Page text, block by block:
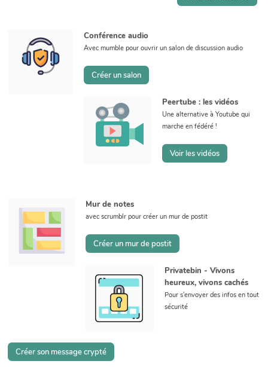
Conférence audio
Avec mumble pour ouvrir un salon de discussion audio
Créer un salon
Peertube : les vidéos
Une alternative à Youtube qui
marche en fédéré !
Voir les vidéos
Mur de notes
avec scrumblr pour créer un mur de postit
Créer un mur de postit
Privatebin - Vivons
heureux, vivons cachés
Pour s'envoyer des infos en tout
sécurité
Créer son message crypté